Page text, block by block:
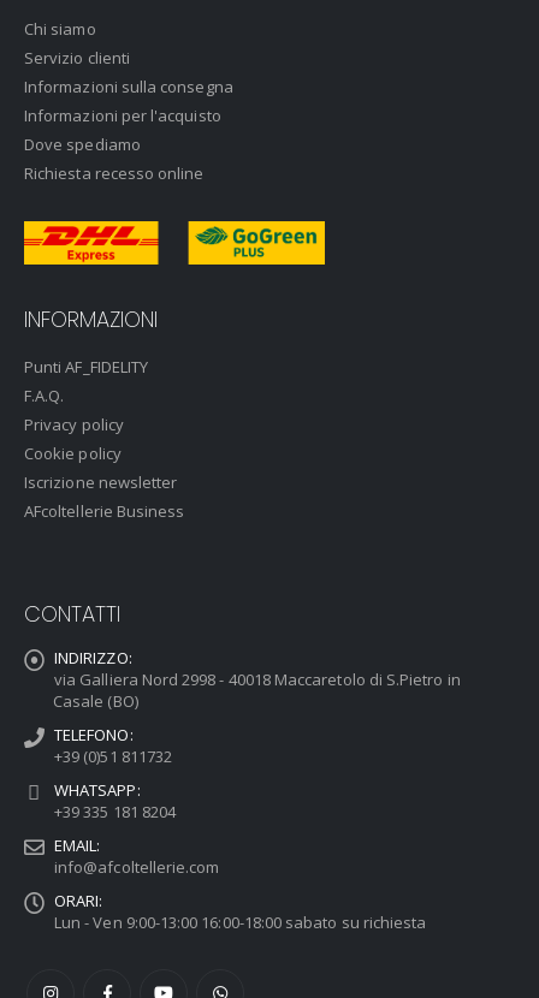
Chi siamo
Servizio clienti
Informazioni sulla consegna
Informazioni per l'acquisto
Dove spediamo
Richiesta recesso online
INFORMAZIONI
Punti AF_FIDELITY
F.A.Q.
Privacy policy
Cookie policy
Iscrizione newsletter
AFcoltellerie Business
CONTATTI
INDIRIZZO:
via Galliera Nord 2998 - 40018 Maccaretolo di S.Pietro in
Casale (BO)
TELEFONO:
+39 (0)51 811732
WHATSAPP:
+39 335 181 8204
EMAIL:
info@afcoltellerie.com
ORARI:
Lun - Ven 9:00-13:00 16:00-18:00 sabato su richiesta